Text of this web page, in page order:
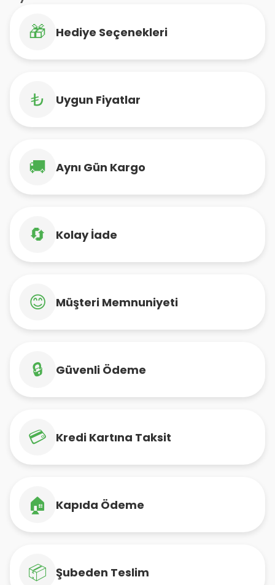
🎁 Hediye Seçenekleri
₺ Uygun Fiyatlar
🚚 Aynı Gün Kargo
🔄 Kolay İade
😊 Müşteri Memnuniyeti
🔒 Güvenli Ödeme
💳 Kredi Kartına Taksit
🏠 Kapıda Ödeme
📦 Şubeden Teslim